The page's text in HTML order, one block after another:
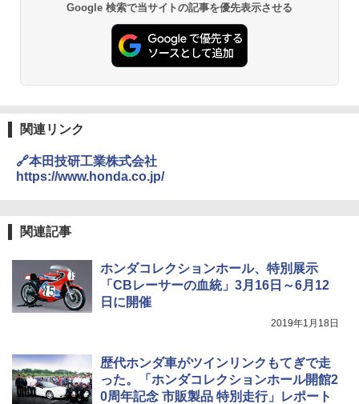
Google 検索で当サイトの記事を優先表示させる
関連リンク
🔗本田技研工業株式会社
https://www.honda.co.jp/
関連記事
ホンダコレクションホール、特別展示
「CBレーサーの血統」3月16日～6月12
日に開催
2019年1月18日
歴代ホンダ車がツインリンクもてぎで走
った。「ホンダコレクションホール開館2
0周年記念 市販製品 特別走行」レポート